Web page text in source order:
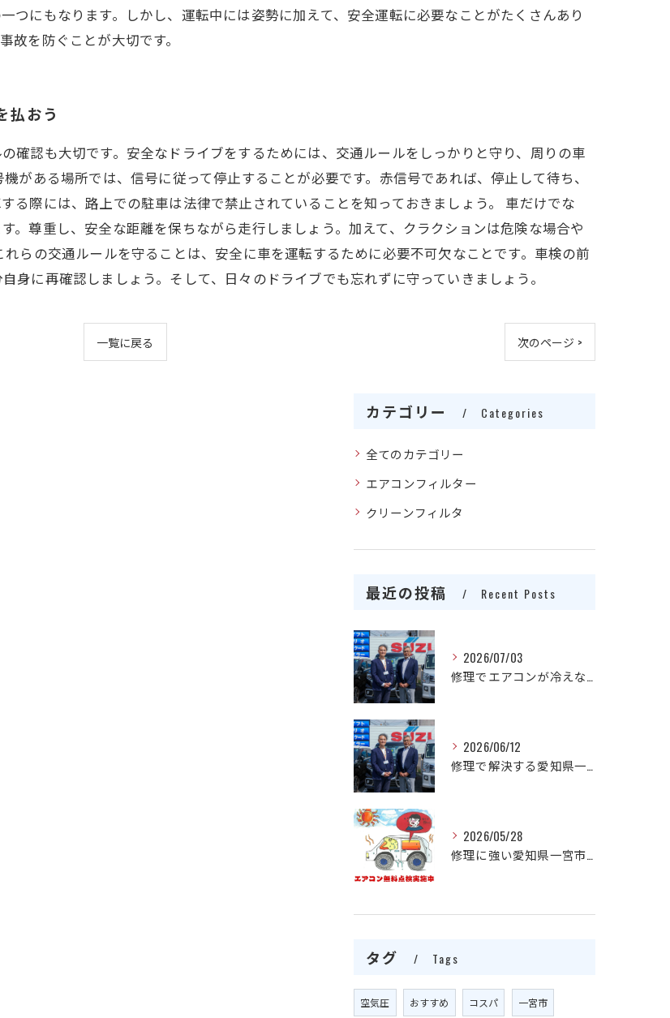
つにもなります。しかし、運転中には姿勢に加えて、安全運転に必要なことがたくさんあり
故を防ぐことが大切です。
払おう
確認も大切です。安全なドライブをするためには、交通ルールをしっかりと守り、周りの車
がある場所では、信号に従って停止することが必要です。赤信号であれば、停止して待ち、
る際には、路上での駐車は法律で禁止されていることを知っておきましょう。 車だけでな
。尊重し、安全な距離を保ちながら走行しましょう。加えて、クラクションは危険な場合や
らの交通ルールを守ることは、安全に車を運転するために必要不可欠なことです。車検の前
身に再確認しましょう。そして、日々のドライブでも忘れずに守っていきましょう。
一覧に戻る 次のページ >
カテゴリー Categories
全てのカテゴリー
エアコンフィルター
クリーンフィルタ
最近の投稿 Recent Posts
2026/07/03
修理でエアコンが冷えない原因を愛知県一宮市でスピード解決する方法
2026/06/12
修理で解決する愛知県一宮市の自動車エアコン不調と費用相場の見極め方
2026/05/28
修理に強い愛知県一宮市で自動車エアコンの不調をプロが迅速解決する方法
タグ Tags
空気圧 おすすめ コスパ 一宮市